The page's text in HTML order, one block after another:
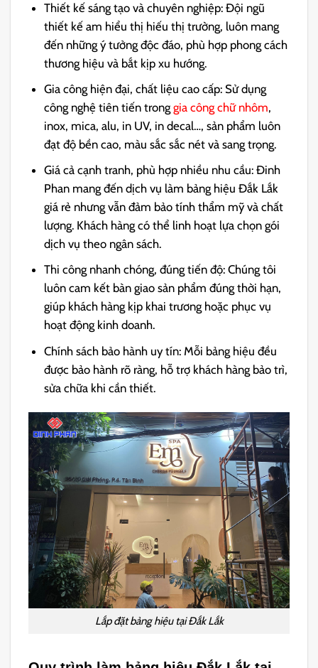
Thiết kế sáng tạo và chuyên nghiệp:Đội ngũ
thiết kế am hiểu thị hiếu thị trường, luôn mang
đến những ý tưởng độc đáo, phù hợp phong cách
thương hiệu và bắt kịp xu hướng.
Gia công hiện đại, chất liệu cao cấp: Sử dụng
công nghệ tiên tiến tronggia công chữ nhôm,
inox, mica, alu, in UV, in decal…, sản phẩm luôn
đạt độ bền cao, màu sắc sắc nét và sang trọng.
Giá cả cạnh tranh, phù hợp nhiều nhu cầu:Đinh
Phan mang đến dịch vụ làm bảng hiệu Đắk Lắk
giá rẻ nhưng vẫn đảm bảo tính thẩm mỹ và chất
lượng. Khách hàng có thể linh hoạt lựa chọn gói
dịch vụ theo ngân sách.
Thi công nhanh chóng, đúng tiến độ:Chúng tôi
luôn cam kết bàn giao sản phẩm đúng thời hạn,
giúp khách hàng kịp khai trương hoặc phục vụ
hoạt động kinh doanh.
Chính sách bảo hành uy tín: Mỗi bảng hiệu đều
được bảo hành rõ ràng, hỗ trợ khách hàng bảo trì,
sửa chữa khi cần thiết.
Lắp đặt bảng hiệu tại Đắk Lắk